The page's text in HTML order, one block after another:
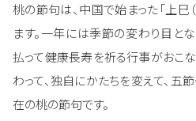
桃の節句は、中国で始まった「上巳
ます。一年には季節の変わり目と
払って健康長寿を祈る行事がおこ
わって、独自にかたちを変えて、
在の桃の節句です。